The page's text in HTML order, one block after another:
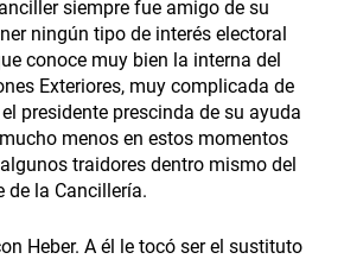
siempre fue amigo de su
ningún tipo de interés electoral
conoce muy bien la interna del
Exteriores, muy complicada de
presidente prescinda de su ayuda
menos en estos momentos
traidores dentro mismo del
de la Cancillería.
Heber. A él le tocó ser el sustituto